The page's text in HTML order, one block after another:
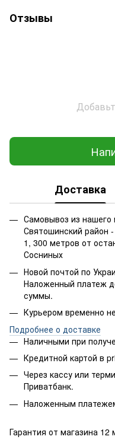
Отзывы
Доставка
Самовывоз из нашего
Святошинский район
1, 300 метров от
Сосниных
Новой почтой по
Наложенный платеж
суммы.
Курьером временно
Подробнее о доставке
Наличными при
Кредитной картой в
Через кассу или
Приватбанк.
Наложенным
Гарантия от магазина 12